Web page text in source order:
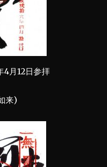
月12日参拝
来)